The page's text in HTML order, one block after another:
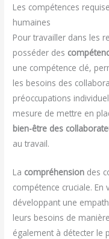
Les compétences
humaines
Pour travailler dans les
posséder des
une compétence clé,
les besoins des
préoccupations
mesure de mettre en
bien-être des
au travail.
La compréhension des
compétence cruciale.
développant une
leurs besoins de
également à détecter le